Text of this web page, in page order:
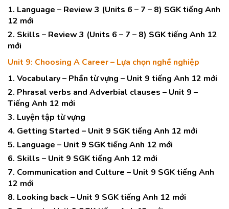
1. Language – Review 3 (Units 6 – 7 – 8) SGK tiếng Anh
12 mới
2. Skills – Review 3 (Units 6 – 7 – 8) SGK tiếng Anh 12
mới
Unit 9: Choosing A Career – Lựa chọn nghề nghiệp
1. Vocabulary – Phần từ vựng – Unit 9 tiếng Anh 12 mới
2. Phrasal verbs and Adverbial clauses – Unit 9 –
Tiếng Anh 12 mới
3. Luyện tập từ vựng
4. Getting Started – Unit 9 SGK tiếng Anh 12 mới
5. Language – Unit 9 SGK tiếng Anh 12 mới
6. Skills – Unit 9 SGK tiếng Anh 12 mới
7. Communication and Culture – Unit 9 SGK tiếng Anh
12 mới
8. Looking back – Unit 9 SGK tiếng Anh 12 mới